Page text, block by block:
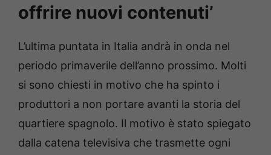
offrire nuovi contenuti’
L’ultima puntata in Italia andrà in onda nel
periodo primaverile dell’anno prossimo. Molti
si sono chiesti in motivo che ha spinto i
produttori a non portare avanti la storia del
quartiere spagnolo. Il motivo è stato spiegato
dalla catena televisiva che trasmette ogni